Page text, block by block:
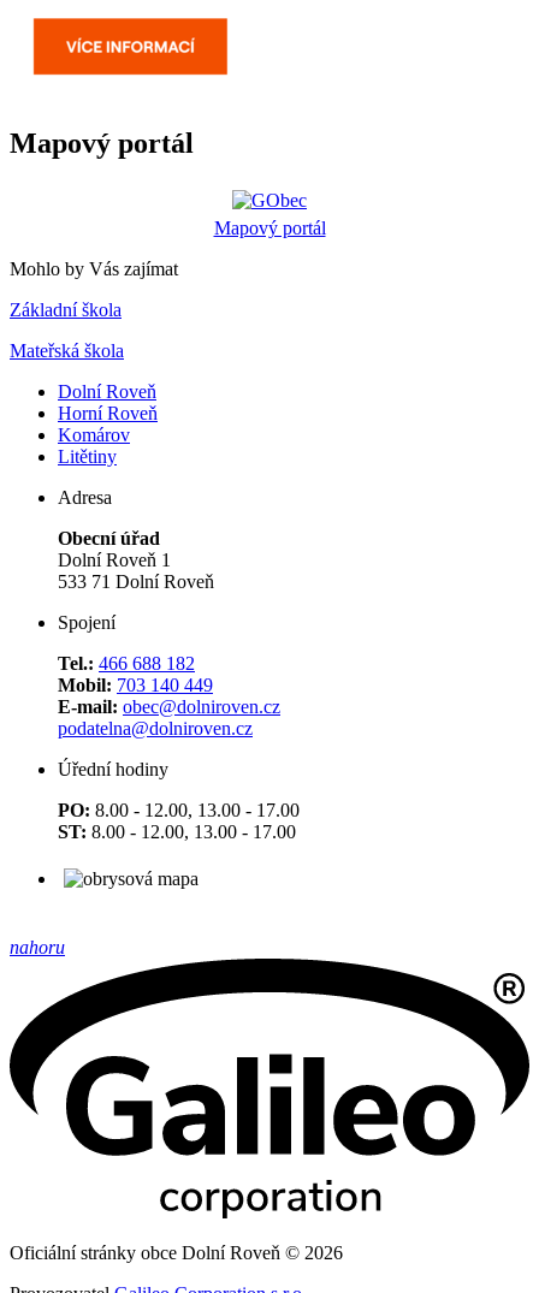
Mapový portál
Mapový portál
Mohlo by Vás zajímat
Základní škola
Mateřská škola
Dolní Roveň
Horní Roveň
Komárov
Litětiny
Adresa
Obecní úřad
Dolní Roveň 1
533 71 Dolní Roveň
Spojení
Tel.: 466 688 182
Mobil: 703 140 449
E-mail: obec@dolniroven.cz
podatelna@dolniroven.cz
Úřední hodiny
PO: 8.00 - 12.00, 13.00 - 17.00
ST: 8.00 - 12.00, 13.00 - 17.00
nahoru
Oficiální stránky obce Dolní Roveň © 2026